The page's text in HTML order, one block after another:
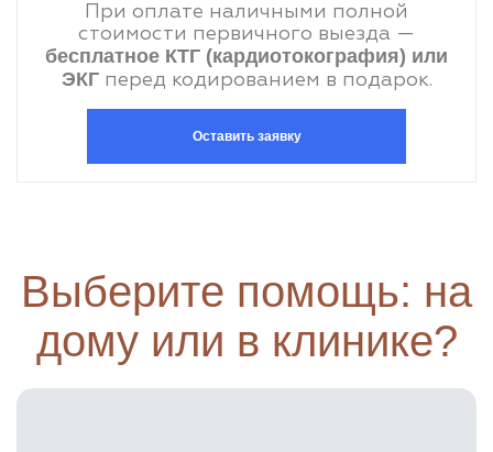
При оплате наличными полной
стоимости первичного выезда —
бесплатное КТГ (кардиотокография) или
ЭКГперед кодированием в подарок.
Оставить заявку
Выберите помощь: на
дому или в клинике?